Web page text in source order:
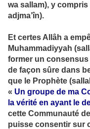
wa sallam), y compris
adjma’în).
Et certes Allâh a
Muhammadiyyah
former un consensus
de façon sûre dans
que le Prophète
« Un groupe de ma
la vérité en ayant le
cette Communauté
puisse consentir sur